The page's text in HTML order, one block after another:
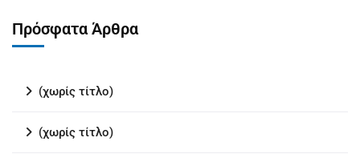
Πρόσφατα Άρθρα
(χωρίς τίτλο)
(χωρίς τίτλο)